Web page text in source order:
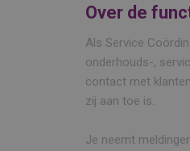
Over de
Als Service
onderhouds-,
contact met
zij aan toe is.
Je neemt